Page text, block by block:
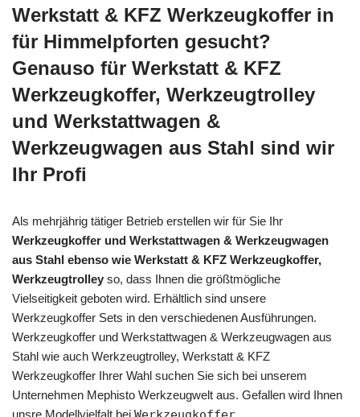
Werkstatt & KFZ Werkzeugkoffer in
für Himmelpforten gesucht?
Genauso für Werkstatt & KFZ
Werkzeugkoffer, Werkzeugtrolley
und Werkstattwagen &
Werkzeugwagen aus Stahl sind wir
Ihr Profi
Als mehrjährig tätiger Betrieb erstellen wir für Sie Ihr
Werkzeugkoffer und Werkstattwagen & Werkzeugwagen
aus Stahl ebenso wie Werkstatt & KFZ Werkzeugkoffer,
Werkzeugtrolley so, dass Ihnen die größtmögliche
Vielseitigkeit geboten wird. Erhältlich sind unsere
Werkzeugkoffer Sets in den verschiedenen Ausführungen.
Werkzeugkoffer und Werkstattwagen & Werkzeugwagen aus
Stahl wie auch Werkzeugtrolley, Werkstatt & KFZ
Werkzeugkoffer Ihrer Wahl suchen Sie sich bei unserem
Unternehmen Mephisto Werkzeugwelt aus. Gefallen wird Ihnen
unsre Modellvielfalt bei